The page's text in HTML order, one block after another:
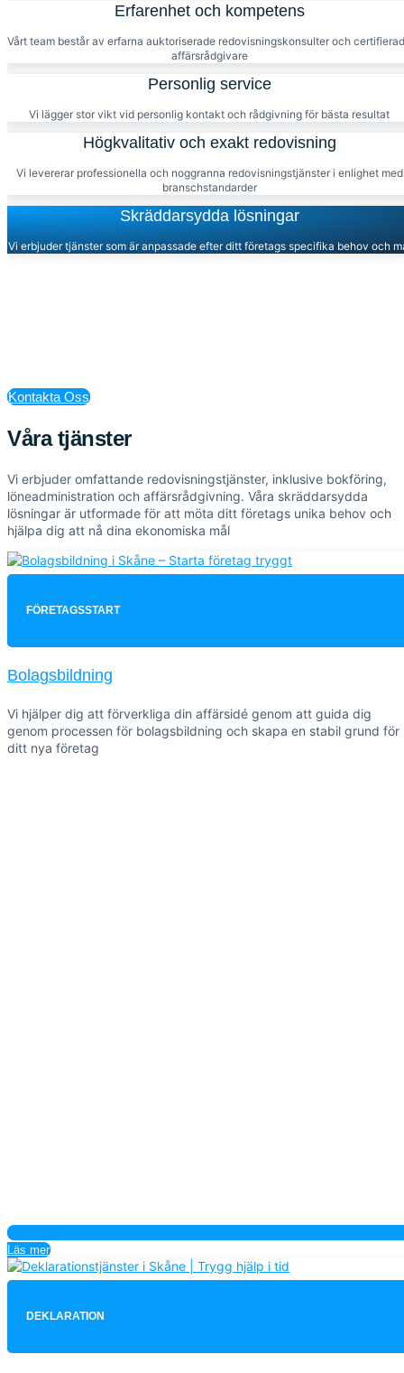
Erfarenhet och kompetens
Vårt team består av erfarna auktoriserade redovisningskonsulter och
affärsrådgivare
Personlig service
Vi lägger stor vikt vid personlig kontakt och rådgivning för bästa resultat
Högkvalitativ och exakt redovisning
Vi levererar professionella och noggranna redovisningstjänster i enlighet med
branschstandarder
Skräddarsydda lösningar
Vi erbjuder tjänster som är anpassade efter ditt företags specifika behov och
Kontakta Oss
Våra tjänster
Vi erbjuder omfattande redovisningstjänster, inklusive bokföring,
löneadministration och affärsrådgivning. Våra skräddarsydda
lösningar är utformade för att möta ditt företags unika behov och
hjälpa dig att nå dina ekonomiska mål
FÖRETAGSSTART
Bolagsbildning
Vi hjälper dig att förverkliga din affärsidé genom att guida dig
genom processen för bolagsbildning och skapa en stabil grund för
ditt nya företag
Läs mer
DEKLARATION